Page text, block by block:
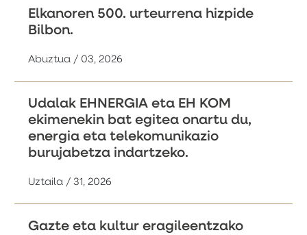
Elkanoren 500. urteurrena hizpide
Bilbon.
Abuztua / 03, 2026
Udalak EHNERGIA eta EH KOM
ekimenekin bat egitea onartu du,
energia eta telekomunikazio
burujabetza indartzeko.
Uztaila / 31, 2026
Gazte eta kultur eragileentzako